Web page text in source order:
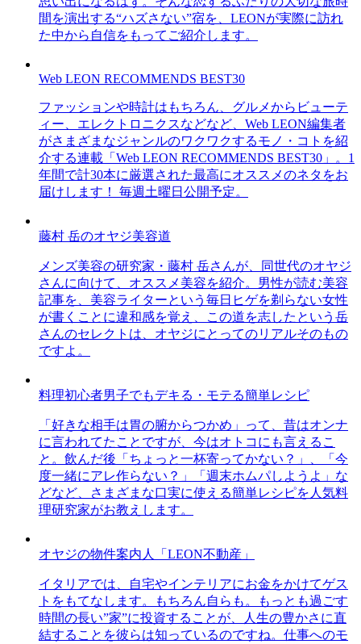
間を演出する“ハズさない”宿を、LEONが実際に訪れ
た中から自信をもってご紹介します。
Web LEON RECOMMENDS BEST30
ファッションや時計はもちろん、グルメからビューテ
ィー、エレクトロニクスなどなど、Web LEON編集者
がさまざまなジャンルのワクワクするモノ・コトを紹
介する連載「Web LEON RECOMMENDS BEST30」。1
年間で計30本に厳選された最高にオススメのネタをお
届けします！ 毎週土曜日公開予定。
藤村 岳のオヤジ美容道
メンズ美容の研究家・藤村 岳さんが、同世代のオヤジ
さんに向けて、オススメ美容を紹介。男性が読む美容
記事を、美容ライターという毎日ヒゲを剃らない女性
が書くことに違和感を覚え、この道を志したという岳
さんのセレクトは、オヤジにとってのリアルそのもの
ですよ。
料理初心者男子でもデキる・モテる簡単レシピ
「好きな相手は胃の腑からつかめ」って、昔はオンナ
に言われてたことですが、今はオトコにも言えるこ
と。飲んだ後「ちょっと一杯寄ってかない？」、「今
度一緒にアレ作らない？」「週末ホムパしようよ」な
どなど、さまざまな口実に使える簡単レシピを人気料
理研究家がお教えします。
オヤジの物件案内人「LEON不動産」
イタリアでは、自宅やインテリアにお金をかけてゲス
トをもてなします。もちろん自らも。もっとも過ごす
時間の長い”家”に投資することが、人生の豊かさに直
結することを彼らは知っているのですね。仕事へのモ